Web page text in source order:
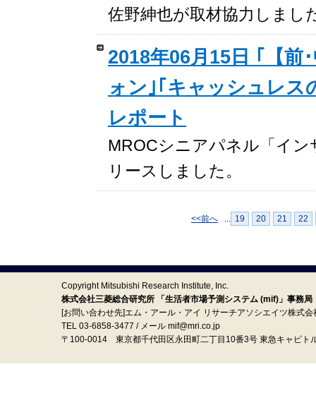
佐野紳也が取材協力しまし
2018年06月15日 ｢【前
ォン｣｢キャッシュレス
レポート
MROCシニアパネル「イン
リースしました。
<<前へ 19 20 21 22
Copyright Mitsubishi Research Institute, Inc.
株式会社三菱総合研究所 「生活者市場予測システム (mif)」事務局
[お問い合わせ先]エム・アール・アイ リサーチアソシエイツ株式会
TEL 03-6858-3477 / メール mif@mri.co.jp
〒100‐0014 東京都千代田区永田町二丁目10番3号 東急キャピト